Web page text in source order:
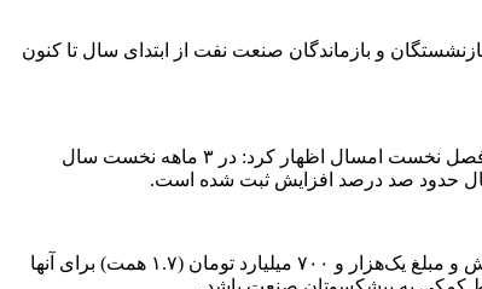
تومان مستمری، مقرری و مزایای جانبی به بازنشستگان و بازماندگان صنعت نفت از ابتدای سال تا کنون
به گزارش ایرنا، حسین حسین‌زاده، رئیس هیات رئیسه صندوق‌های بازنشستگی صنعت نفت در خصوص مهم‌ترین محور‌های عملکردی ۲ ماه اخیر و فصل نخست امسال اظهار کرد: در ۳ ماهه نخست سال
وی با بیان اینکه طی ۲ ماه گذشته ۷۰۰ نفر به جمع بازنشستگان صنعت نفت افزوده شد، ادامه داد: در همین مدت، حدود ۶۰۰ هزار سند درمانی پذیرش و مبلغ یک‌هزار و ۷۰۰ میلیارد تومان (۱.۷ همت) برای آنها